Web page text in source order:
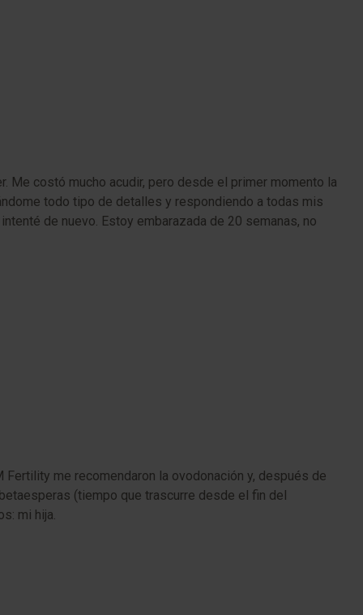
Me costó mucho acudir, pero desde el primer momento la
todo tipo de detalles y respondiendo a todas mis
de nuevo. Estoy embarazada de 20 semanas, no
me recomendaron la ovodonación y, después de
(tiempo que trascurre desde el fin del
mi hija.